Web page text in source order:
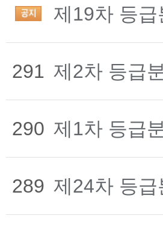
제19차 등
291 제2차 등급
290 제1차 등급
289 제24차 등